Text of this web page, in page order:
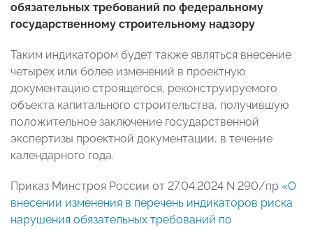
обязательных требований по федеральному
государственному строительному надзору
Таким индикатором будет также являться внесение
четырех или более изменений в проектную
документацию строящегося, реконструируемого
объекта капитального строительства, получившую
положительное заключение государственной
экспертизы проектной документации, в течение
календарного года.
Приказ Минстроя России от 27.04.2024 N 290/пр «О
внесении изменения в перечень индикаторов риска
нарушения обязательных требований по